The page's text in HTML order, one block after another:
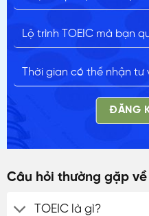
ĐĂNG
Câu hỏi thường gặp về
TOEIC là gì?